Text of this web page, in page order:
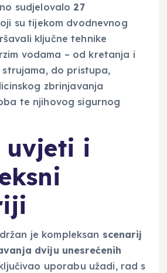
sudjelovalo 27
su tijekom dvodnevnog
ključne tehnike
vodama – od kretanja i
do pristupa,
zbrinjavanja
te njihovog sigurnog
uvjeti i
je kompleksan scenarij
dviju unesrećenih
uporabu užadi, rad s